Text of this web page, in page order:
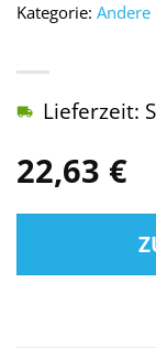
22,63 €
Lieferzeit:
Kategorie: